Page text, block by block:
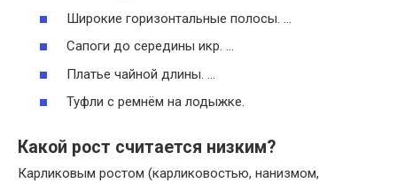
Широкие горизонтальные полосы. …
Сапоги до середины икр. …
Платье чайной длины. …
Туфли с ремнём на лодыжке.
Какой рост считается низким?
Карликовым ростом (карликовостью, нанизмом,